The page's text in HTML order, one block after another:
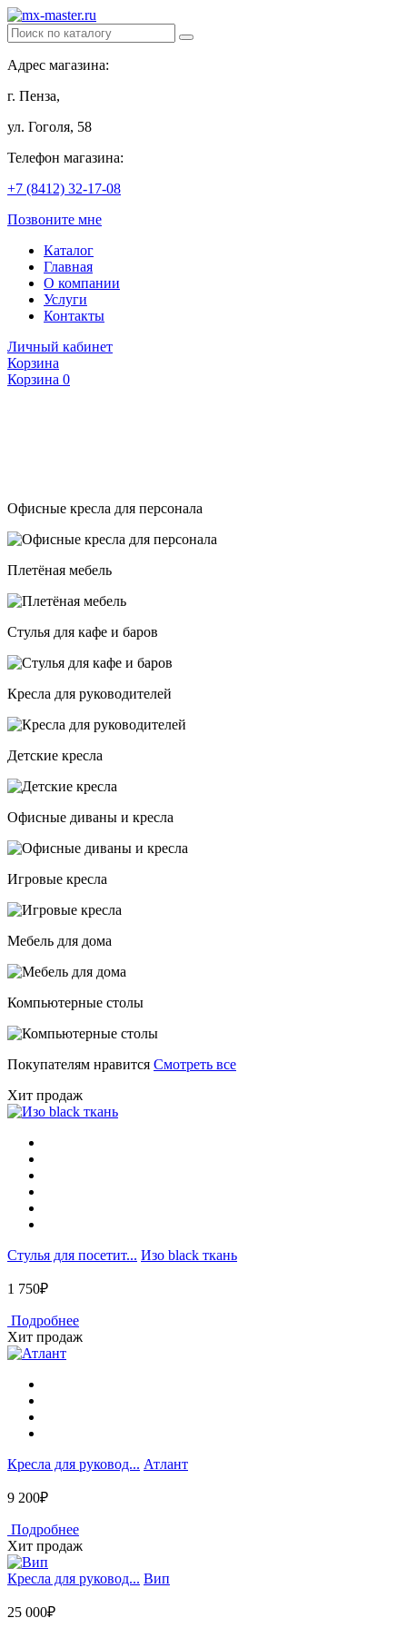
Адрес магазина:
г. Пенза,
ул. Гоголя, 58
Телефон магазина:
+7 (8412) 32-17-08
Позвоните мне
Каталог
Главная
О компании
Услуги
Контакты
Личный кабинет
Корзина
Корзина 0
Офисные кресла для персонала
Плетёная мебель
Стулья для кафе и баров
Кресла для руководителей
Детские кресла
Офисные диваны и кресла
Игровые кресла
Мебель для дома
Компьютерные столы
Покупателям нравится Смотреть все
Хит продаж
Стулья для посетит... Изо black ткань
1 750₽
Подробнее
Хит продаж
Кресла для руковод... Атлант
9 200₽
Подробнее
Хит продаж
Кресла для руковод... Вип
25 000₽